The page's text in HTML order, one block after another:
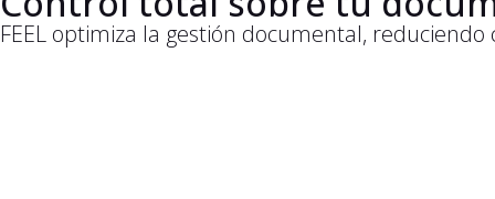
FEEL optimiza la gestión documental,